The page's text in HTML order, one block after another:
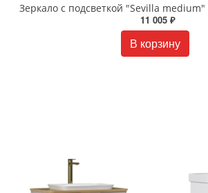
Зеркало с подсветкой "Sevilla
11 005 ₽
В корзину